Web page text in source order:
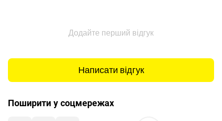
Додайте перший відгук
Написати відгук
Поширити у соцмережах